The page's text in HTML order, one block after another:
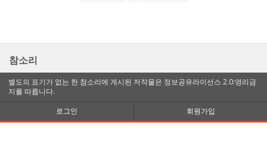
참소리
별도의 표기가 없는 한 참소리에 게시된 저작물은 정보공유라이선스 2.0:영리금
지를 따릅니다.
로그인
회원가입